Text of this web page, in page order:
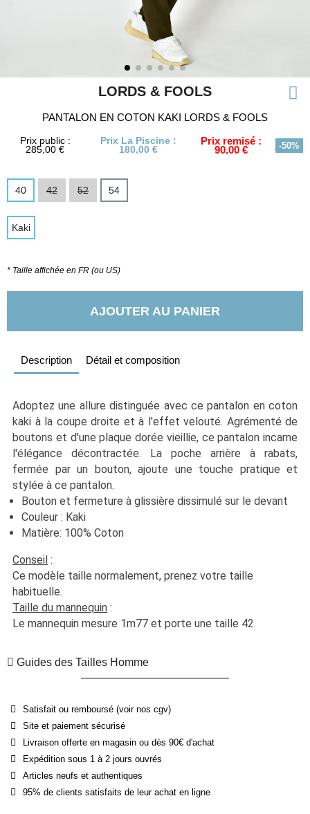
LORDS & FOOLS
PANTALON EN COTON KAKI LORDS & FOOLS
Prix public :
285,00 €
Prix La Piscine :
180,00 €
Prix remisé :
90,00 € -50%
40 42 52 54
Kaki
* Taille affichée en FR (ou US)
AJOUTER AU PANIER
Description Détail et composition
Adoptez une allure distinguée avec ce pantalon en coton
kaki à la coupe droite et à l'effet velouté. Agrémenté de
boutons et d'une plaque dorée vieillie, ce pantalon incarne
l'élégance décontractée. La poche arrière à rabats,
fermée par un bouton, ajoute une touche pratique et
stylée à ce pantalon.
Bouton et fermeture à glissière dissimulé sur le devant
Couleur : Kaki
Matière: 100% Coton
Conseil :
Ce modèle taille normalement, prenez votre taille
habituelle.
Taille du mannequin :
Le mannequin mesure 1m77 et porte une taille 42.
Guides des Tailles Homme
Satisfait ou remboursé (voir nos cgv)
Site et paiement sécurisé
Livraison offerte en magasin ou dès 90€ d'achat
Expédition sous 1 à 2 jours ouvrés
Articles neufs et authentiques
95% de clients satisfaits de leur achat en ligne